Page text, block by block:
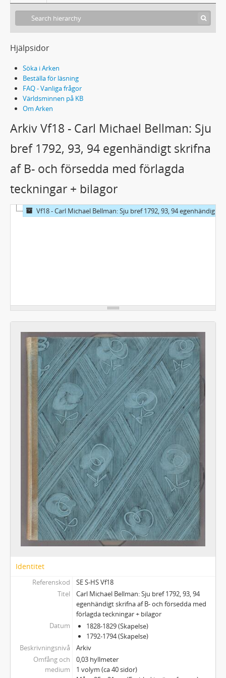
Hjälpsidor
Söka i Arken
Beställa för läsning
FAQ - Vanliga frågor
Världsminnen på KB
Om Arken
Arkiv Vf18 - Carl Michael Bellman: Sju
bref 1792, 93, 94 egenhändigt skrifna
af B- och försedda med förlagda
teckningar + bilagor
Vf18 - Carl Michael Bellman: Sju bref 1792, 93, 94 egenhändigt skrifna af B- och försedda med förlagda teckningar + bilagor
Identitet
Referenskod
SE S-HS Vf18
Titel
Carl Michael Bellman: Sju bref 1792, 93, 94
egenhändigt skrifna af B- och försedda med
förlagda teckningar + bilagor
Datum
1828-1829 (Skapelse)
1792-1794 (Skapelse)
Beskrivningsnivå
Arkiv
Omfång och
medium
0,03 hyllmeter
1 volym (ca 40 sidor)